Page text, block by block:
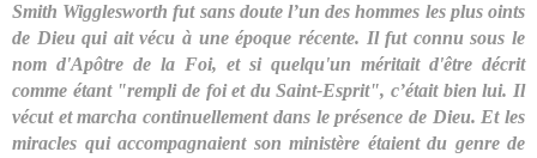
Smith Wigglesworth fut sans doute l’un des hommes les plus oints
de Dieu qui ait vécu à une époque récente. Il fut connu sous le
nom d'Apôtre de la Foi, et si quelqu'un méritait d'être décrit
comme étant "rempli de foi et du Saint-Esprit", c’était bien lui. Il
vécut et marcha continuellement dans le présence de Dieu. Et les
miracles qui accompagnaient son ministère étaient du genre de